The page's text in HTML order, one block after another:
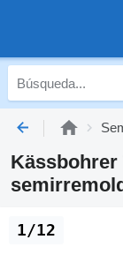
Kässbohrer
1/12